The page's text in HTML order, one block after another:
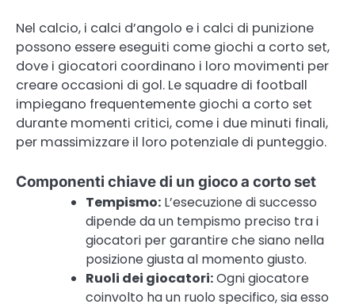
Nel calcio, i calci d’angolo e i calci di punizione
possono essere eseguiti come giochi a corto set,
dove i giocatori coordinano i loro movimenti per
creare occasioni di gol. Le squadre di football
impiegano frequentemente giochi a corto set
durante momenti critici, come i due minuti finali,
per massimizzare il loro potenziale di punteggio.
Componenti chiave di un gioco a corto set
Tempismo: L’esecuzione di successo
dipende da un tempismo preciso tra i
giocatori per garantire che siano nella
posizione giusta al momento giusto.
Ruoli dei giocatori:Ogni giocatore
coinvolto ha un ruolo specifico, sia esso